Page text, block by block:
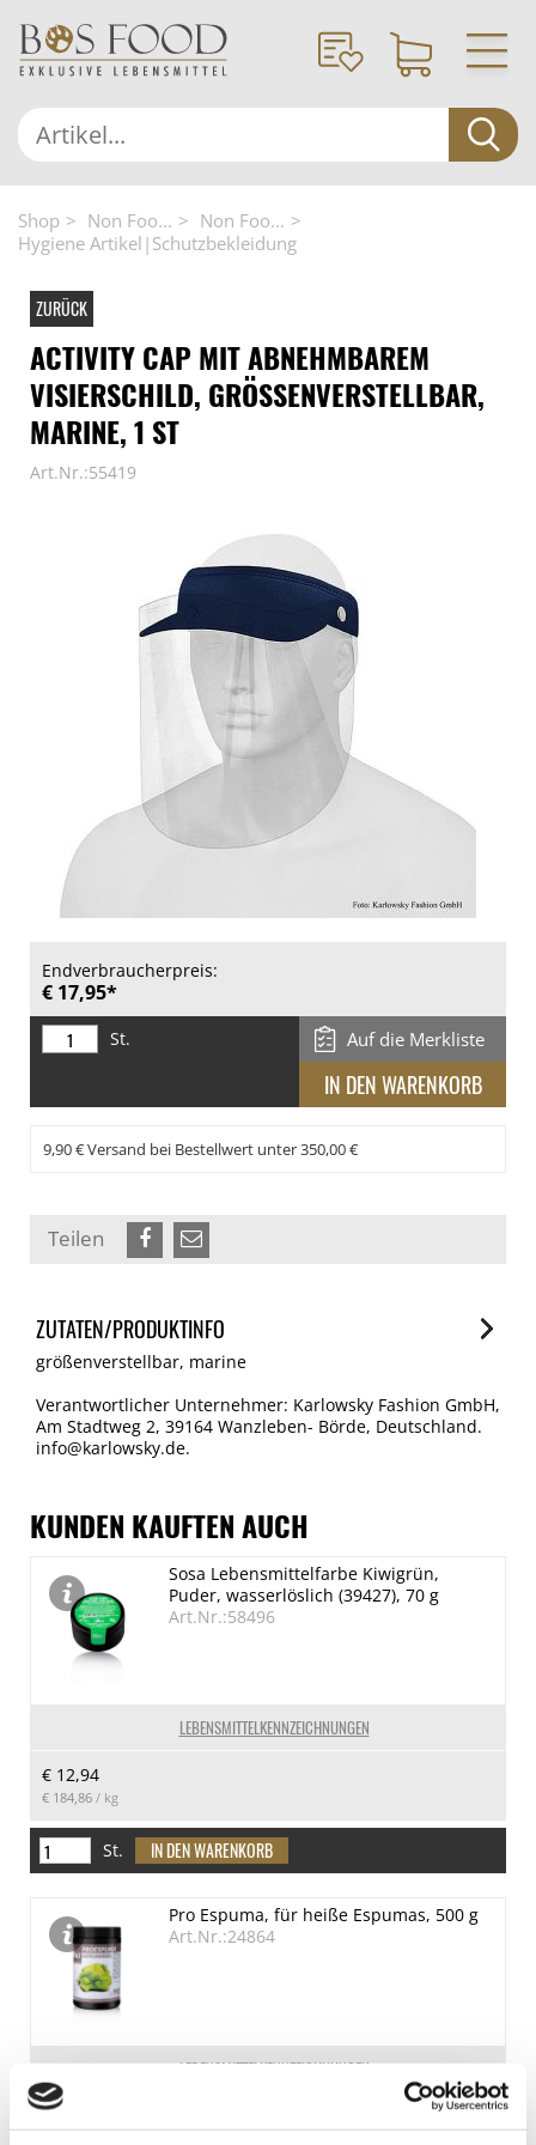
Shop Non Foo...
Non Foo...
Hygiene Artikel|Schutzbekleidung
ZURÜCK
ACTIVITY CAP MIT ABNEHMBAREM
VISIERSCHILD, GRÖSSENVERSTELLBAR, M
ARINE, 1 ST
Art.Nr.:55419
Endverbraucherpreis:
€ 17,95*
St. Auf die Merkliste
9,90 € Versand bei Bestellwert unter 350,00 €
Teilen
ZUTATEN/PRODUKTINFO
größenverstellbar, marine
Verantwortlicher Unternehmer: Karlowsky Fashion GmbH,
Am Stadtweg 2, 39164 Wanzleben- Börde, Deutschland.
info@karlowsky.de.
KUNDEN KAUFTEN AUCH
LEBENSMITTELKENNZEICHNUNGEN
Sosa Lebensmittelfarbe Kiwigrün,
Puder, wasserlöslich (39427), 70 g
Art.Nr.:58496
€ 12,94
€ 184,86 / kg
St.
LEBENSMITTELKENNZEICHNUNGEN
Pro Espuma, für heiße Espumas, 500 g
Art.Nr.:24864
€ 38,95